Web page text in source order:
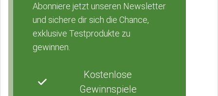
Abonniere jetzt unseren Newsletter
und sichere dir sich die Chance,
exklusive Testprodukte zu
gewinnen.
Kostenlose
Gewinnspiele